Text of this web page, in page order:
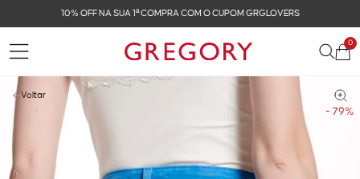
FRETE GRÁTIS NAS COMPRAS ACIMA DE
0
- 79%
Voltar